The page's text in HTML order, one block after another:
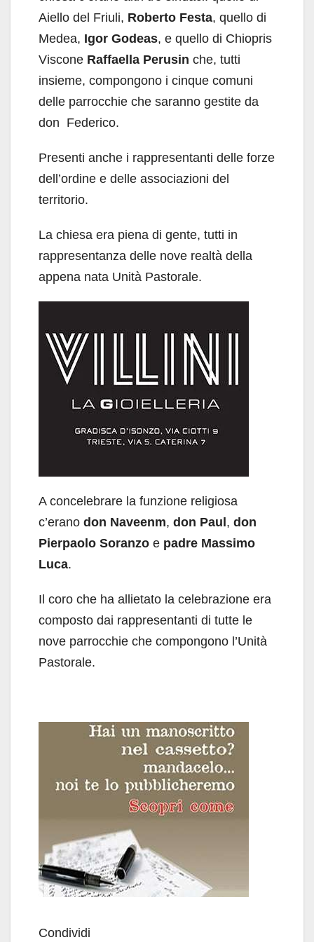
Aiello del Friuli, Roberto Festa, quello di
Medea, Igor Godeas, e quello di Chiopris
Viscone Raffaella Perusin che, tutti
insieme, compongono i cinque comuni
delle parrocchie che saranno gestite da
don Federico.
Presenti anche i rappresentanti delle forze
dell’ordine e delle associazioni del
territorio.
La chiesa era piena di gente, tutti in
rappresentanza delle nove realtà della
appena nata Unità Pastorale.
A concelebrare la funzione religiosa
c’erano don Naveenm, don Paul, don
Pierpaolo Soranzo e padre Massimo
Luca.
Il coro che ha allietato la celebrazione era
composto dai rappresentanti di tutte le
nove parrocchie che compongono l’Unità
Pastorale.
Condividi